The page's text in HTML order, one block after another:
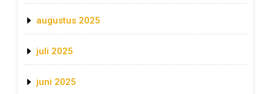
augustus 2025
juli 2025
juni 2025